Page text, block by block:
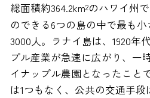
総面積約364.2km2のハワイ州
のできる6つの島の中で最も
3000人。ラナイ島は、1920年
プル産業が急速に広がり、一
イナップル農園となったこと
は1つもなく、公共の交通手段